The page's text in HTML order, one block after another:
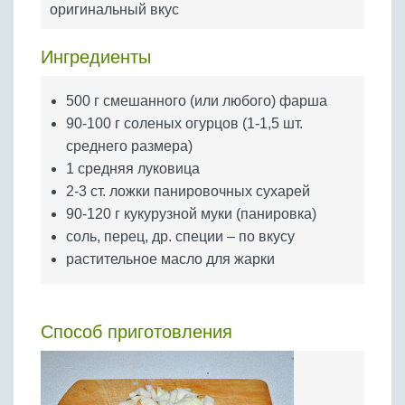
Бобовые
Крупы
оригинальный вкус
Ингредиенты
500 г смешанного (или любого) фарша
90-100 г соленых огурцов (1-1,5 шт.
среднего размера)
1 средняя луковица
2-3 ст. ложки панировочных сухарей
90-120 г кукурузной муки (панировка)
соль, перец, др. специи – по вкусу
растительное масло для жарки
Способ приготовления